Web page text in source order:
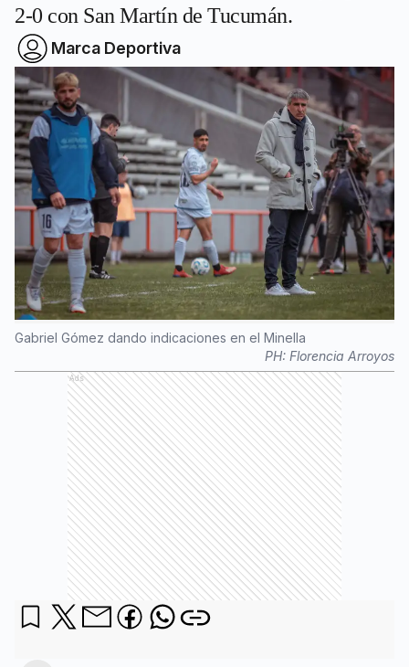
2-0 con San Martín de Tucumán.
Marca Deportiva
Gabriel Gómez dando indicaciones en el Minella
PH: Florencia Arroyos
Ads